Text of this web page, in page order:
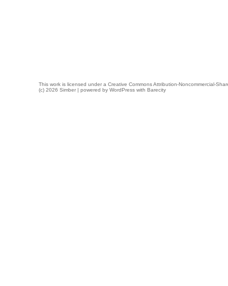
This work is licensed under a Creative Commons Attribution-Noncommercial-
(c) 2026 Simber | powered by WordPress with Barecity